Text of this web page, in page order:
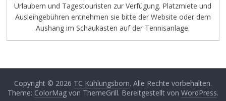
Urlaubern und Tagestouristen zur Verfügung. Platzmiete und
Ausleihgebühren entnehmen sie bitte der Website oder dem
Aushang im Schaukasten auf der Tennisanlage.
Copyright © 2026 TC Kühlungsborn. Alle Rechte vorbehalten.
Theme: ColorMagvon ThemeGrill. Bereitgestellt von WordPress.